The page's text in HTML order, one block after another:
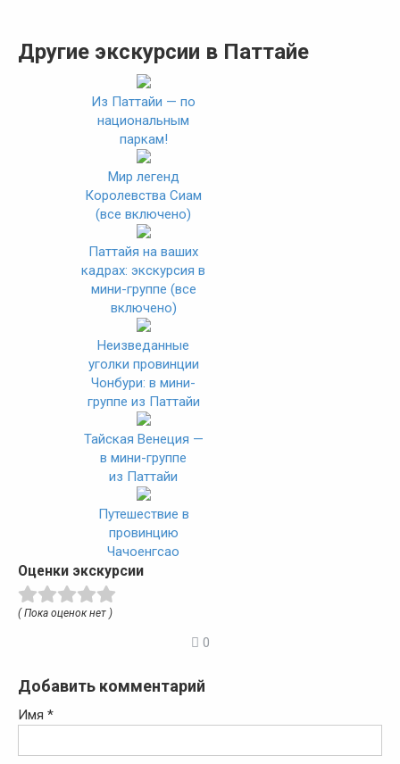
Другие экскурсии в Паттайе
Из Паттайи — по
национальным
паркам!
Мир легенд
Королевства Сиам
(все включено)
Паттайя на ваших
кадрах: экскурсия в
мини-группе (все
включено)
Неизведанные
уголки провинции
Чонбури: в мини-
группе из Паттайи
Тайская Венеция —
в мини-группе
из Паттайи
Путешествие в
провинцию
Чачоенгсао
Оценки экскурсии
( Пока оценок нет )
0
Добавить комментарий
Имя *